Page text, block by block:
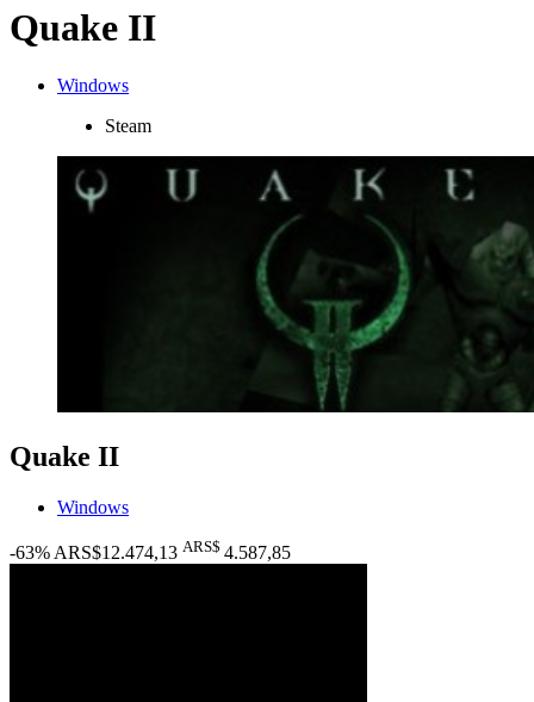
Quake II
Windows
Steam
Quake II
Windows
-63%ARS$12.474,13 ARS$ 4.587,85